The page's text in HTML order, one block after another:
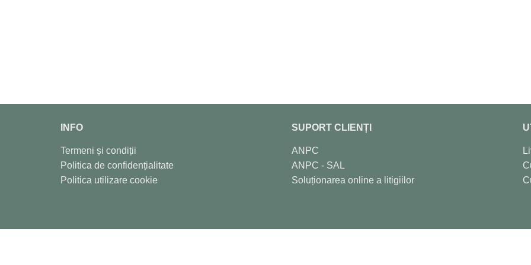
INFO
Termeni și condiții
Politica de confidențialitate
Politica utilizare cookie
SUPORT CLIENȚI
ANPC
ANPC - SAL
Soluționarea online a litigiilor